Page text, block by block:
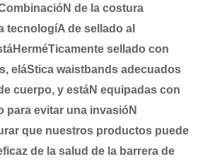
de la costura
tecnologíA de sellado al
sellado con
eláStica waistbands adecuados
cuerpo, y estáN equipadas con
para evitar una invasióN
que nuestros productos puede
de la salud de la barrera de